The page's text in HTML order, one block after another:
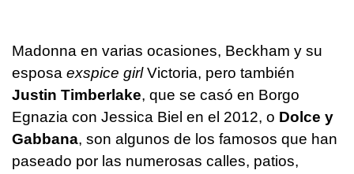
Madonna en varias ocasiones, Beckham y su
esposa exspice girlVictoria, pero también
Justin Timberlake, que se casó en Borgo
Egnazia con Jessica Biel en el 2012, o Dolce y
Gabbana, son algunos de los famosos que han
paseado por las numerosas calles, patios,